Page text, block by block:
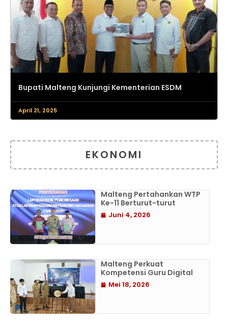
Bupati Malteng Kunjungi Kementerian ESDM
April 21, 2025
EKONOMI
Malteng Pertahankan WTP
Ke-11 Berturut-turut
Juni 4, 2026
Malteng Perkuat
Kompetensi Guru Digital
Mei 18, 2026